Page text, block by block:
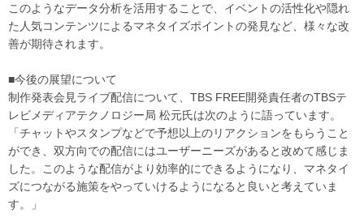
このようなデータ分析を活用することで、イベントの活性化や隠れ
た人気コンテンツによるマネタイズポイントの発見など、様々な改
善が期待されます。
■今後の展望について
制作発表会見ライブ配信について、TBS FREE開発責任者のTBSテ
レビメディアテクノロジー局 松元氏は次のように語っています。
「チャットやスタンプなどで予想以上のリアクションをもらうこと
ができ、双方向での配信にはユーザーニーズがあると改めて感じま
した。このような配信がより効率的にできるようになり、マネタイ
ズにつながる施策をやっていけるようになると良いと考えていま
す。」